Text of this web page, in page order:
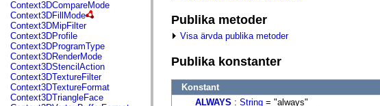
fl.livepreview
fl.managers
fl.motion
fl.motion.easing
fl.rsl
fl.text
fl.transitions
fl.transitions.easing
fl.video
Context3DCompareMode
Context3DFillMode
Context3DMipFilter
Context3DProfile
Context3DProgramType
Context3DRenderMode
Context3DStencilAction
Context3DTextureFilter
Context3DTextureFormat
Context3DTriangleFace
Publika metoder
Visa ärvda publika metoder
Publika konstanter
Konstant
ALWAYS : String = "always"